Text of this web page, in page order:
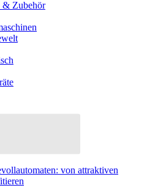
& Zubehör
von attraktiven